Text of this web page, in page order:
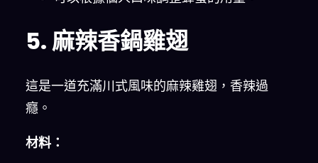
5. 麻辣香鍋雞翅
這是一道充滿川式風味的麻辣雞翅，香辣過
癮。
材料：